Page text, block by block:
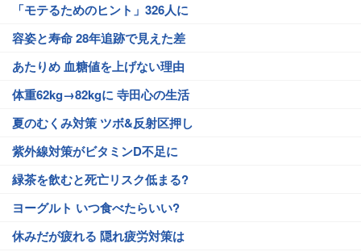
「モテるためのヒント」326人に
容姿と寿命 28年追跡で見えた差
あたりめ 血糖値を上げない理由
体重62kg→82kgに 寺田心の生活
夏のむくみ対策 ツボ&反射区押し
紫外線対策がビタミンD不足に
緑茶を飲むと死亡リスク低まる?
ヨーグルト いつ食べたらいい?
休みだが疲れる 隠れ疲労対策は